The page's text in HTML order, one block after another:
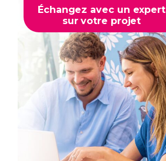
Échangez avec un expert
sur votre projet